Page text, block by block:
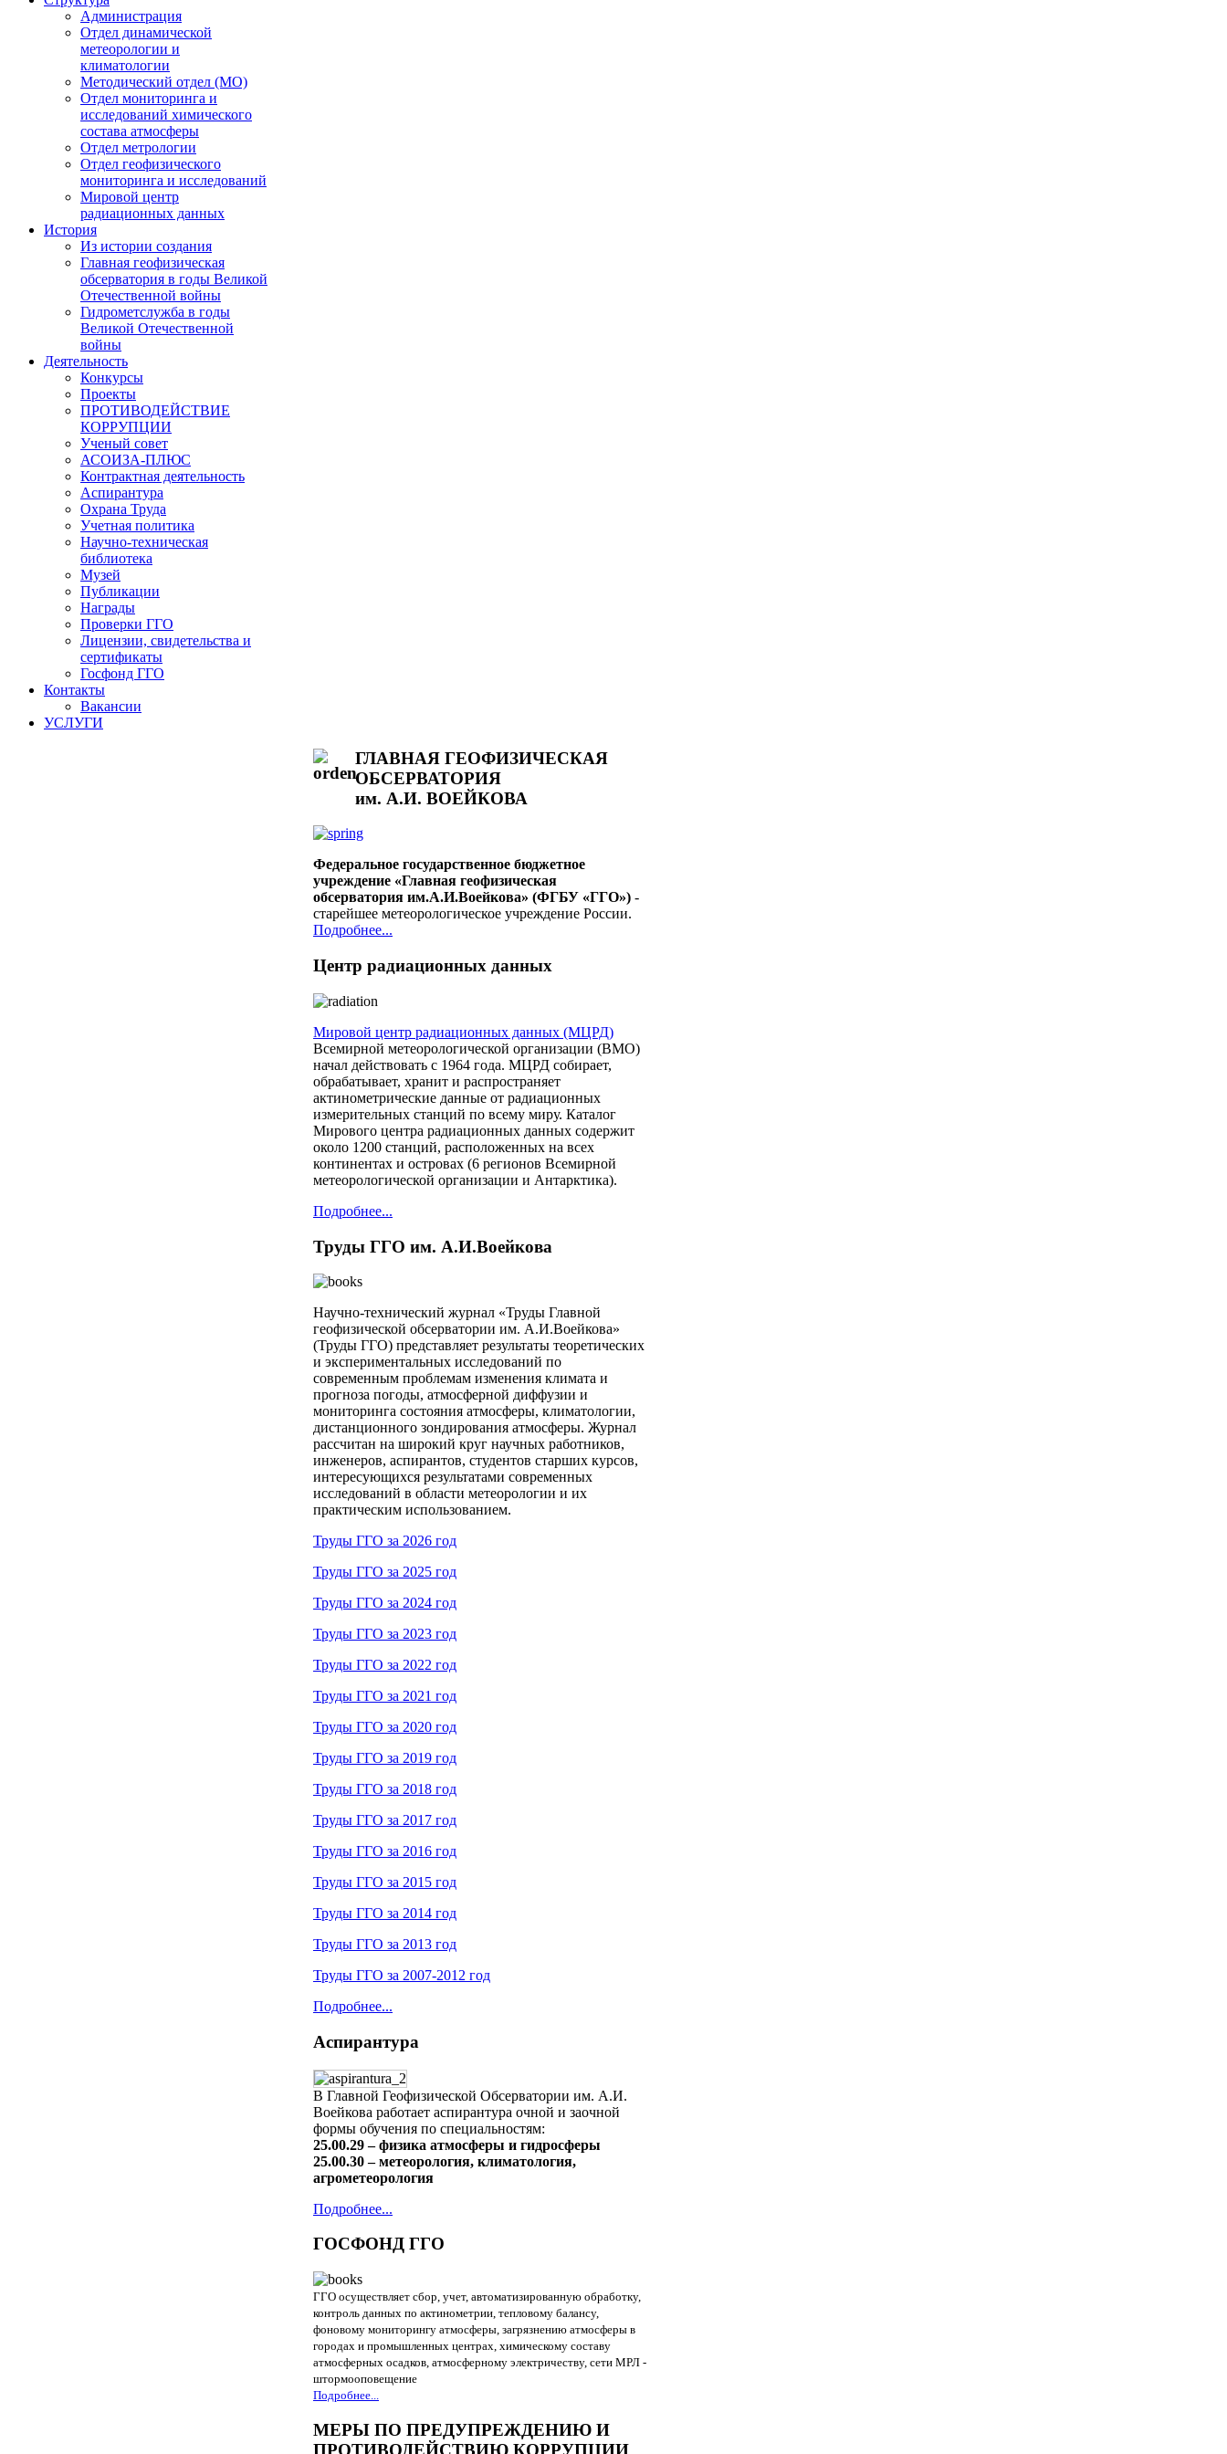
Администрация
Отдел динамической
метеорологии и
климатологии
Методический отдел (МО)
Отдел мониторинга и
исследований химического
состава атмосферы
Отдел метрологии
Отдел геофизического
мониторинга и исследований
Мировой центр
радиационных данных
История
Из истории создания
Главная геофизическая
обсерватория в годы Великой
Отечественной войны
Гидрометслужба в годы
Великой Отечественной
войны
Деятельность
Конкурсы
Проекты
ПРОТИВОДЕЙСТВИЕ
КОРРУПЦИИ
Ученый совет
АСОИЗА-ПЛЮС
Контрактная деятельность
Аспирантура
Охрана Труда
Учетная политика
Научно-техническая
библиотека
Музей
Публикации
Награды
Проверки ГГО
Лицензии, свидетельства и
сертификаты
Госфонд ГГО
Контакты
Вакансии
УСЛУГИ
ГЛАВНАЯ ГЕОФИЗИЧЕСКАЯ
ОБСЕРВАТОРИЯ
им. А.И. ВОЕЙКОВА
Федеральное государственное бюджетное
учреждение «Главная геофизическая
обсерватория им.А.И.Воейкова» (ФГБУ «ГГО») -
старейшее метеорологическое учреждение России.
Подробнее...
Центр радиационных данных
Мировой центр радиационных данных (МЦРД)
Всемирной метеорологической организации (ВМО)
начал действовать с 1964 года. МЦРД собирает,
обрабатывает, хранит и распространяет
актинометрические данные от радиационных
измерительных станций по всему миру. Каталог
Мирового центра радиационных данных содержит
около 1200 станций, расположенных на всех
континентах и островах (6 регионов Всемирной
метеорологической организации и Антарктика).
Подробнее...
Труды ГГО им. А.И.Воейкова
Научно-технический журнал «Труды Главной
геофизической обсерватории им. А.И.Воейкова»
(Труды ГГО) представляет результаты теоретических
и экспериментальных исследований по
современным проблемам изменения климата и
прогноза погоды, атмосферной диффузии и
мониторинга состояния атмосферы, климатологии,
дистанционного зондирования атмосферы. Журнал
рассчитан на широкий круг научных работников,
инженеров, аспирантов, студентов старших курсов,
интересующихся результатами современных
исследований в области метеорологии и их
практическим использованием.
Труды ГГО за 2026 год
Труды ГГО за 2025 год
Труды ГГО за 2024 год
Труды ГГО за 2023 год
Труды ГГО за 2022 год
Труды ГГО за 2021 год
Труды ГГО за 2020 год
Труды ГГО за 2019 год
Труды ГГО за 2018 год
Труды ГГО за 2017 год
Труды ГГО за 2016 год
Труды ГГО за 2015 год
Труды ГГО за 2014 год
Труды ГГО за 2013 год
Труды ГГО за 2007-2012 год
Подробнее...
Аспирантура
В Главной Геофизической Обсерватории им. А.И.
Воейкова работает аспирантура очной и заочной
формы обучения по специальностям:
25.00.29 – физика атмосферы и гидросферы
25.00.30 – метеорология, климатология,
агрометеорология
Подробнее...
ГОСФОНД ГГО
ГГО осуществляет сбор, учет, автоматизированную обработку,
контроль данных по актинометрии, тепловому балансу,
фоновому мониторингу атмосферы, загрязнению атмосферы в
городах и промышленных центрах, химическому составу
атмосферных осадков, атмосферному электричеству, сети МРЛ -
штормооповещение
Подробнее...
МЕРЫ ПО ПРЕДУПРЕЖДЕНИЮ И
ПРОТИВОДЕЙСТВИЮ КОРРУПЦИИ